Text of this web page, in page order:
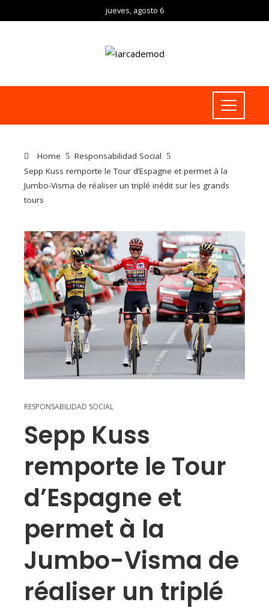
jueves, agosto 6
Home
Responsabilidad Social
Sepp Kuss remporte le Tour d’Espagne et permet à la
Jumbo-Visma de réaliser un triplé inédit sur les grands
tours
RESPONSABILIDAD SOCIAL
Sepp Kuss
remporte le Tour
d’Espagne et
permet à la
Jumbo-Visma de
réaliser un triplé